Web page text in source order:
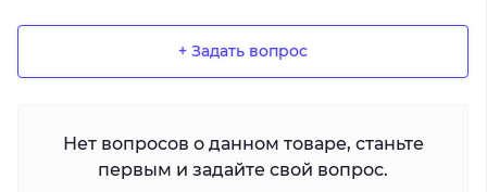
+ Задать вопрос
Нет вопросов о данном товаре, станьте
первым и задайте свой вопрос.